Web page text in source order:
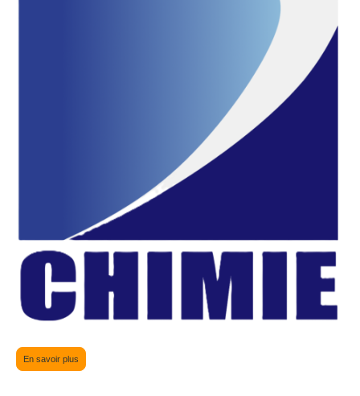
En savoir plus